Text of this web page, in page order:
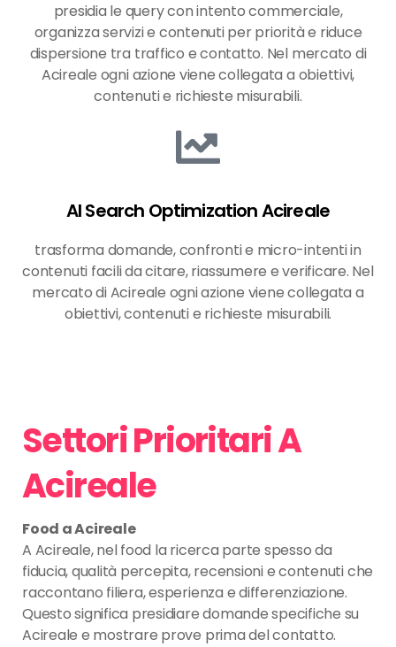
presidia le query con intento commerciale,
organizza servizi e contenuti per priorità e riduce
dispersione tra traffico e contatto. Nel mercato di
Acireale ogni azione viene collegata a obiettivi,
contenuti e richieste misurabili.
AI Search Optimization Acireale
trasforma domande, confronti e micro-intenti in
contenuti facili da citare, riassumere e verificare. Nel
mercato di Acireale ogni azione viene collegata a
obiettivi, contenuti e richieste misurabili.
Settori Prioritari A
Acireale
Food a Acireale
A Acireale, nel food la ricerca parte spesso da
fiducia, qualità percepita, recensioni e contenuti che
raccontano filiera, esperienza e differenziazione.
Questo significa presidiare domande specifiche su
Acireale e mostrare prove prima del contatto.